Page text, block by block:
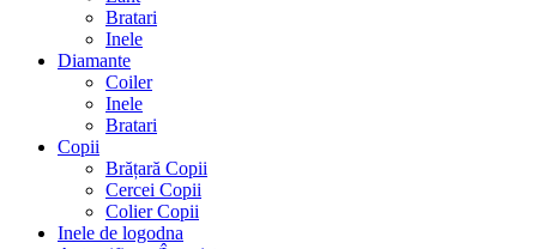
Bratari
Inele
Diamante
Coiler
Inele
Bratari
Copii
Brățară Copii
Cercei Copii
Colier Copii
Inele de logodna